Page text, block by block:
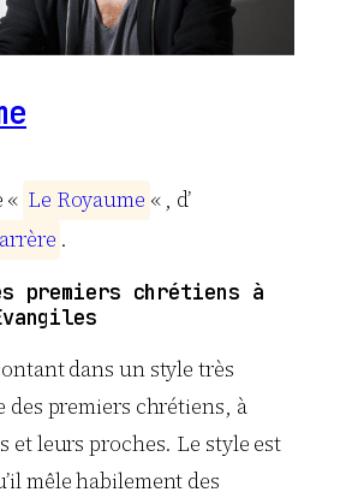
« Le Royaume « , d’
arrère .
premiers chrétiens à
dans un style très
des premiers chrétiens, à
et leurs proches. Le style est
mêle habilement des